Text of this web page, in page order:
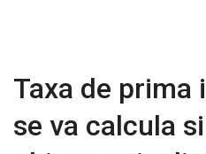
Taxa de
se va calcula